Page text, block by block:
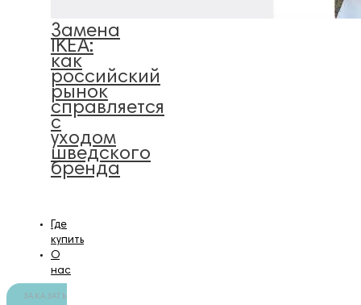
Замена
IKEA:
как
российский
рынок
справляется
с
уходом
шведского
бренда
Где
купить
О
нас
ЗАКАЗАТЬ